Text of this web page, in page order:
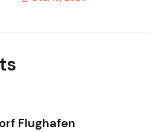
Flughafen